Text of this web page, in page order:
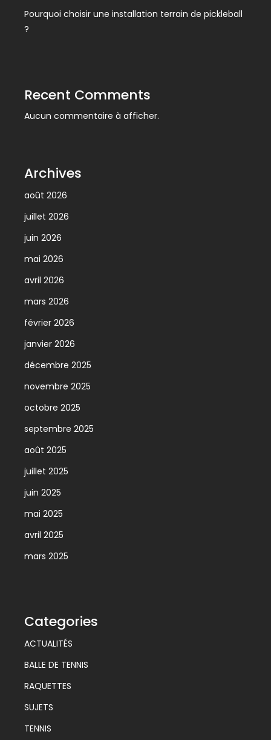
Pourquoi choisir une installation terrain de pickleball
?
Recent Comments
Aucun commentaire à afficher.
Archives
août 2026
juillet 2026
juin 2026
mai 2026
avril 2026
mars 2026
février 2026
janvier 2026
décembre 2025
novembre 2025
octobre 2025
septembre 2025
août 2025
juillet 2025
juin 2025
mai 2025
avril 2025
mars 2025
Categories
ACTUALITÉS
BALLE DE TENNIS
RAQUETTES
SUJETS
TENNIS